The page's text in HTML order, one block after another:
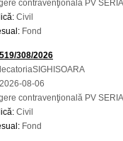
contravenţională PV
Civil
Fond
308/2026
2026-08-06
contravenţională PV
Civil
Fond